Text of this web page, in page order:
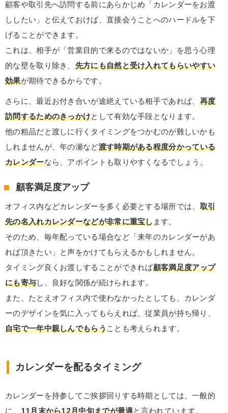
顧客や取引先へ訪問する前にあらかじめ「カレンダーをお渡
ししたい」と伝えておけば、直接会うことへのハードルを下
げることができます。
これは、相手が「営業目的で来るのではないか」を思う心理
的な壁を取り除き、 先方にも自然と受け入れてもらいやすい
効果が期待できるからです。
さらに、最近お付き合いが途絶えている相手であれば、 再度
訪問するためのきっかけとして有効な手段となります。
他の粗品だと渡しに行くタイミングをつかむのが難しいかも
しれませんが、年の瀬など渡す時期がある程度分かっている
カレンダーなら、アポイントも取りやすくなるでしょう。
顧客満足度アップ
オフィス内などカレンダーを多く必要とする場所では、 取引
先の名入れカレンダーなどが非常に重宝します。
そのため、毎年配っている場合など「来年のカレンダーがあ
れば頂きたい」と声をかけてもらえるかもしれません。
タイミング良くお渡しすることができれば顧客満足度アップ
にも寄与し、良好な関係が続けられます。
また、たとえオフィス内で使わなかったとしても、カレンダ
ーのデザインを気に入ってもらえれば、従業員が持ち帰り、
自宅で一年中親しんでもらうことも考えられます。
カレンダーを配るタイミング
カレンダーを持参してご挨拶回りする時期としては、一般的
に、 11月末から12月中旬までが最適と言われています。